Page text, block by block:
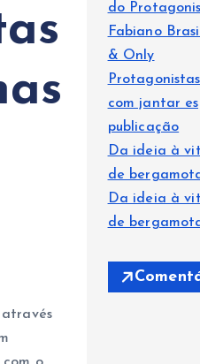
do
Fabiano
& Only
com jantar
publicação
Da ideia à
de
Da ideia à
de